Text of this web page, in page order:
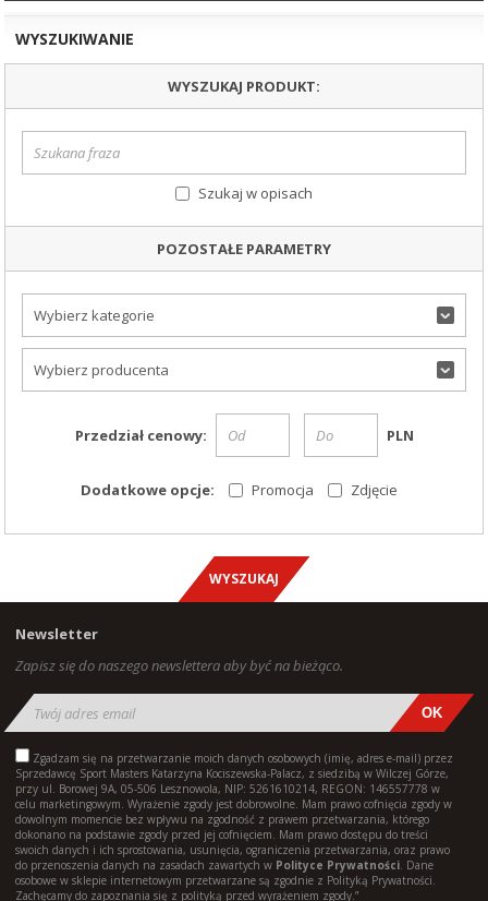
WYSZUKIWANIE
WYSZUKAJ PRODUKT:
Szukaj w opisach
POZOSTAŁE PARAMETRY
Wybierz kategorie
Wybierz producenta
Przedział cenowy: PLN
Dodatkowe opcje: Promocja Zdjęcie
Newsletter
Zapisz się do naszego newslettera aby być na bieżąco.
Zgadzam się na przetwarzanie moich danych osobowych (imię, adres e-mail) przez
Sprzedawcę Sport Masters Katarzyna Kociszewska-Palacz, z siedzibą w Wilczej Górze,
przy ul. Borowej 9A, 05-506 Lesznowola, NIP: 5261610214, REGON: 146557778 w
celu marketingowym. Wyrażenie zgody jest dobrowolne. Mam prawo cofnięcia zgody w
dowolnym momencie bez wpływu na zgodność z prawem przetwarzania, którego
dokonano na podstawie zgody przed jej cofnięciem. Mam prawo dostępu do treści
swoich danych i ich sprostowania, usunięcia, ograniczenia przetwarzania, oraz prawo
do przenoszenia danych na zasadach zawartych w Polityce Prywatności. Dane
osobowe w sklepie internetowym przetwarzane są zgodnie z Polityką Prywatności.
Zachęcamy do zapoznania się z polityką przed wyrażeniem zgody.”